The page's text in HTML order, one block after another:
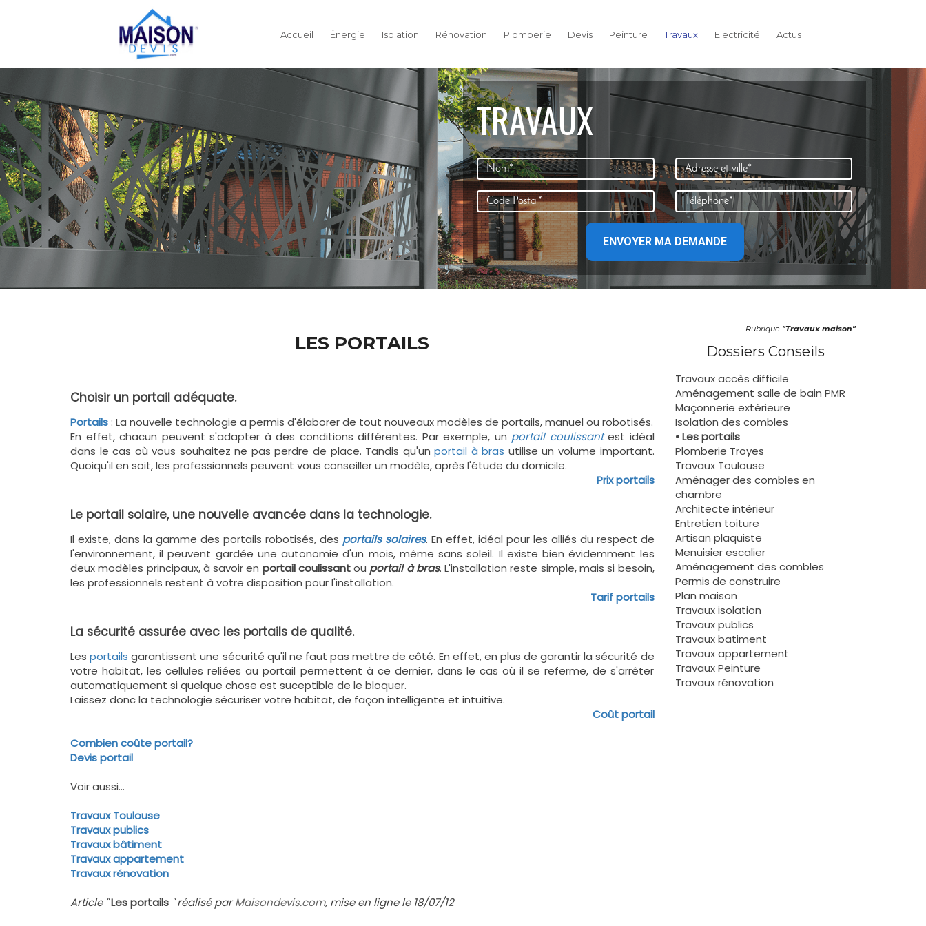
Accueil Énergie Isolation Rénovation Plomberie Devis Peinture Travaux Electricité Actus
TRAVAUX
ENVOYER MA DEMANDE
LES PORTAILS
Choisir un portail adéquate.
Portails: La nouvelle technologie a permis d'élaborer de tout nouveaux modèles de portails, manuel ou robotisés.
En effet, chacun peuvent s'adapter à des conditions différentes. Par exemple, un portail coulissantest idéal
dans le cas où vous souhaitez ne pas perdre de place. Tandis qu'unportail à bras utilise un volume important.
Quoiqu'il en soit, les professionnels peuvent vous conseiller un modèle, après l'étude du domicile.
Prix portails
Le portail solaire, une nouvelle avancée dans la technologie.
Il existe, dans la gamme des portails robotisés, des portails solaires. En effet, idéal pour les alliés du respect de
l'environnement, il peuvent gardée une autonomie d'un mois, même sans soleil. Il existe bien évidemment les
deux modèles principaux, à savoir en portail coulissantou portail à bras. L'installation reste simple, mais si besoin,
les professionnels restent à votre disposition pour l'installation.
Tarif portails
La sécurité assurée avec les portails de qualité.
Lesportails garantissent une sécurité qu'il ne faut pas mettre de côté. En effet, en plus de garantir la sécurité de
votre habitat, les cellules reliées au portail permettent à ce dernier, dans le cas où il se referme, de s'arrêter
automatiquement si quelque chose est suceptible de le bloquer.
Laissez donc la technologie sécuriser votre habitat, de façon intelligente et intuitive.
Coût portail
Combien coûte portail?
Devis portail
Voir aussi...
Travaux Toulouse
Travaux publics
Travaux bâtiment
Travaux appartement
Travaux rénovation
Article "Les portails " réalisé parMaisondevis.com, mise en ligne le 18/07/12
Rubrique "Travaux maison"
Dossiers Conseils
Travaux accès difficile
Aménagement salle de bain PMR
Maçonnerie extérieure
Isolation des combles
• Les portails
Plomberie Troyes
Travaux Toulouse
Aménager des combles en
chambre
Architecte intérieur
Entretien toiture
Artisan plaquiste
Menuisier escalier
Aménagement des combles
Permis de construire
Plan maison
Travaux isolation
Travaux publics
Travaux batiment
Travaux appartement
Travaux Peinture
Travaux rénovation